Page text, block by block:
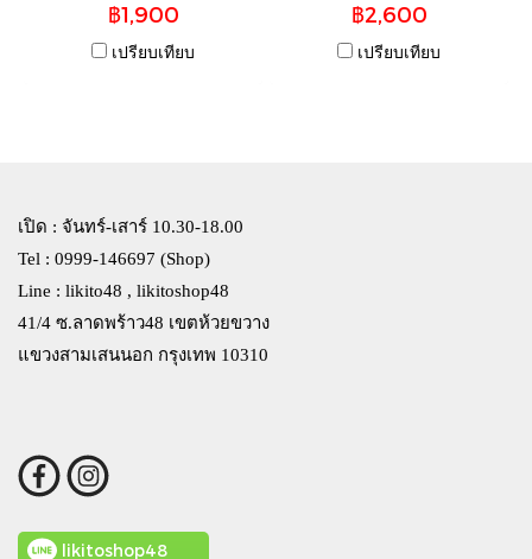
฿1,900
เปรียบเทียบ
฿2,600
เปรียบเทียบ
เปิด : จันทร์-เสาร์ 10.30-18.00
Tel : 0999-146697 (Shop)
Line : likito48 , likitoshop48
41/4 ซ.ลาดพร้าว48 เขตห้วยขวาง
แขวงสามเสนนอก กรุงเทพ 10310
likitoshop48